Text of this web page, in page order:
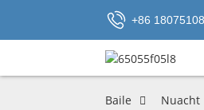
+86
Baile Nuacht